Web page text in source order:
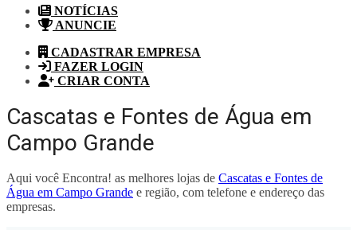
NOTÍCIAS
ANUNCIE
CADASTRAR EMPRESA
FAZER LOGIN
CRIAR CONTA
Cascatas e Fontes de Água em
Campo Grande
Aqui você Encontra! as melhores lojas de Cascatas e Fontes de
Água em Campo Grande e região, com telefone e endereço das
empresas.